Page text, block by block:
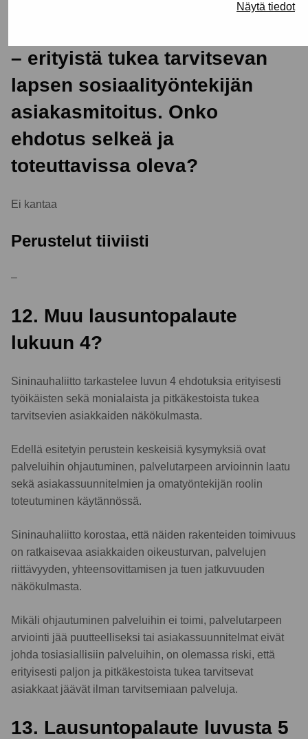
Näytä tiedot
– erityistä tukea tarvitsevan
lapsen sosiaalityöntekijän
asiakasmitoitus. Onko
ehdotus selkeä ja
toteuttavissa oleva?
Ei kantaa
Perustelut tiiviisti
–
12. Muu lausuntopalaute
lukuun 4?
Sininauhaliitto tarkastelee luvun 4 ehdotuksia erityisesti
työikäisten sekä monialaista ja pitkäkestoista tukea
tarvitsevien asiakkaiden näkökulmasta.
Edellä esitetyin perustein keskeisiä kysymyksiä ovat
palveluihin ohjautuminen, palvelutarpeen arvioinnin laatu
sekä asiakassuunnitelmien ja omatyöntekijän roolin
toteutuminen käytännössä.
Sininauhaliitto korostaa, että näiden rakenteiden toimivuus
on ratkaisevaa asiakkaiden oikeusturvan, palvelujen
riittävyyden, yhteensovittamisen ja tuen jatkuvuuden
näkökulmasta.
Mikäli ohjautuminen palveluihin ei toimi, palvelutarpeen
arviointi jää puutteelliseksi tai asiakassuunnitelmat eivät
johda tosiasiallisiin palveluihin, on olemassa riski, että
erityisesti paljon ja pitkäkestoista tukea tarvitsevat
asiakkaat jäävät ilman tarvitsemiaan palveluja.
13. Lausuntopalaute luvusta 5